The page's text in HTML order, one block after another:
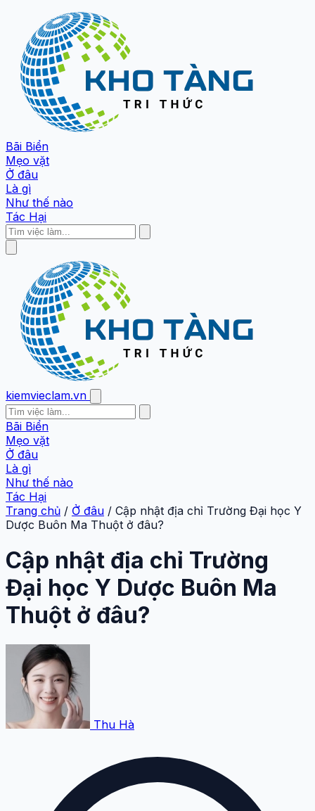
Bãi Biển
Mẹo vặt
Ở đâu
Là gì
Như thế nào
Tác Hại
kiemvieclam.vn
Bãi Biển
Mẹo vặt
Ở đâu
Là gì
Như thế nào
Tác Hại
Trang chủ / Ở đâu / Cập nhật địa chỉ Trường Đại học Y
Dược Buôn Ma Thuột ở đâu?
Cập nhật địa chỉ Trường
Đại học Y Dược Buôn Ma
Thuột ở đâu?
Thu Hà